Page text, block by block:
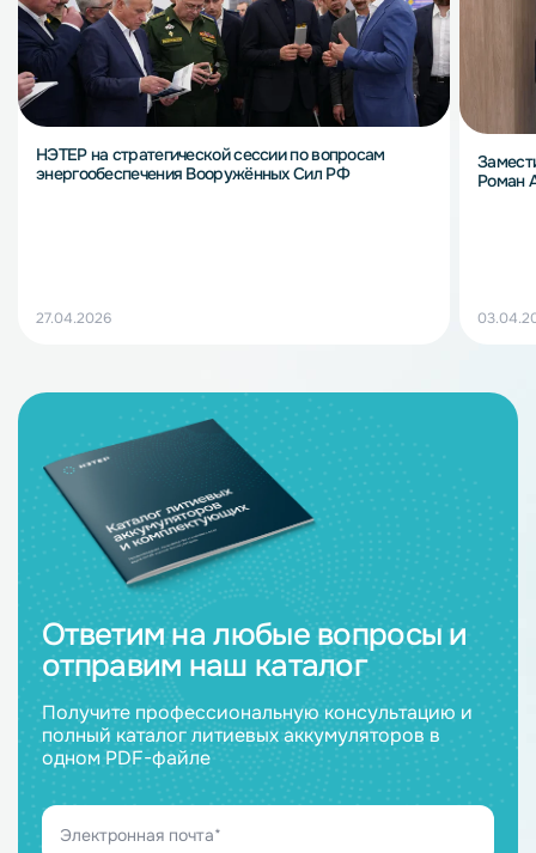
НЭТЕР на стратегической сессии по вопросам
энергообеспечения Вооружённых Сил РФ
27.04.2026
Роман
Ответим на любые вопросы и
отправим наш каталог
Получите профессиональную консультацию и
полный каталог литиевых аккумуляторов в
одном PDF-файле